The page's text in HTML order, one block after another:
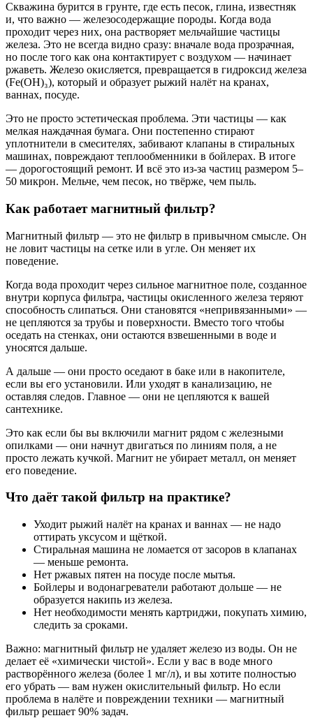
Скважина бурится в грунте, где есть песок, глина, известняк
и, что важно — железосодержащие породы. Когда вода
проходит через них, она растворяет мельчайшие частицы
железа. Это не всегда видно сразу: вначале вода прозрачная,
но после того как она контактирует с воздухом — начинает
ржаветь. Железо окисляется, превращается в гидроксид железа
(Fe(OH)₃), который и образует рыжий налёт на кранах,
ваннах, посуде.
Это не просто эстетическая проблема. Эти частицы — как
мелкая наждачная бумага. Они постепенно стирают
уплотнители в смесителях, забивают клапаны в стиральных
машинах, повреждают теплообменники в бойлерах. В итоге
— дорогостоящий ремонт. И всё это из-за частиц размером 5–
50 микрон. Мельче, чем песок, но твёрже, чем пыль.
Как работает магнитный фильтр?
Магнитный фильтр — это не фильтр в привычном смысле. Он
не ловит частицы на сетке или в угле. Он меняет их
поведение.
Когда вода проходит через сильное магнитное поле, созданное
внутри корпуса фильтра, частицы окисленного железа теряют
способность слипаться. Они становятся «непривязанными» —
не цепляются за трубы и поверхности. Вместо того чтобы
оседать на стенках, они остаются взвешенными в воде и
уносятся дальше.
А дальше — они просто оседают в баке или в накопителе,
если вы его установили. Или уходят в канализацию, не
оставляя следов. Главное — они не цепляются к вашей
сантехнике.
Это как если бы вы включили магнит рядом с железными
опилками — они начнут двигаться по линиям поля, а не
просто лежать кучкой. Магнит не убирает металл, он меняет
его поведение.
Что даёт такой фильтр на практике?
Уходит рыжий налёт на кранах и ваннах — не надо
оттирать уксусом и щёткой.
Стиральная машина не ломается от засоров в клапанах
— меньше ремонта.
Нет ржавых пятен на посуде после мытья.
Бойлеры и водонагреватели работают дольше — не
образуется накипь из железа.
Нет необходимости менять картриджи, покупать химию,
следить за сроками.
Важно: магнитный фильтр не удаляет железо из воды. Он не
делает её «химически чистой». Если у вас в воде много
растворённого железа (более 1 мг/л), и вы хотите полностью
его убрать — вам нужен окислительный фильтр. Но если
проблема в налёте и повреждении техники — магнитный
фильтр решает 90% задач.